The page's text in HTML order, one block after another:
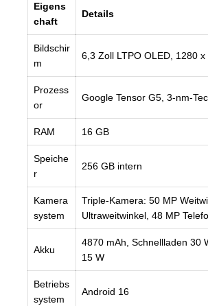
Eigens
chaft
Details
Bildschir
m
6,3 Zoll LTPO OLED, 1280 x
Prozess
or
Google Tensor G5, 3-nm-
RAM 16 GB
Speiche
r
256 GB intern
Kamera
system
Triple-Kamera: 50 MP
Ultraweitwinkel, 48 MP
Akku
4870 mAh, Schnellladen 30
15 W
Betriebs
system
Android 16